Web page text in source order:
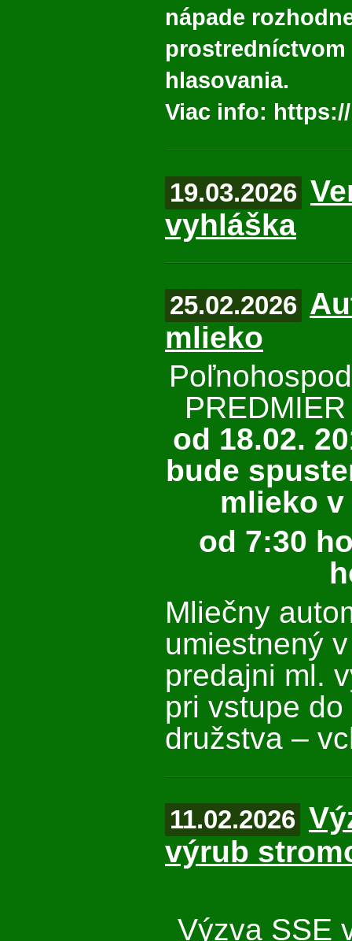
nápade
prostredníctvom
hlasovania.
Viac info:
19.03.2026
vyhláška
25.02.2026
mlieko
od 18.02.
bude
mlieko v
od 7:30
Mliečny
umiestnený
predajni ml.
pri vstupe
družstva –
11.02.2026
výrub
Výzva SSE